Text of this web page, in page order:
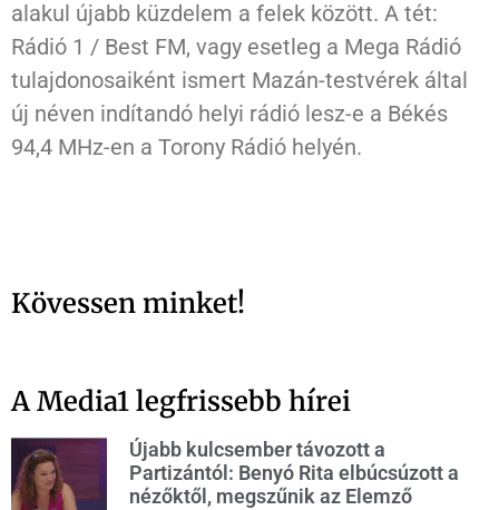
alakul újabb küzdelem a felek között. A tét:
Rádió 1 / Best FM, vagy esetleg a Mega Rádió
tulajdonosaiként ismert Mazán-testvérek által
új néven indítandó helyi rádió lesz-e a Békés
94,4 MHz-en a Torony Rádió helyén.
Kövessen minket!
A Media1 legfrissebb hírei
Újabb kulcsember távozott a
Partizántól: Benyó Rita elbúcsúzott a
nézőktől, megszűnik az Elemző